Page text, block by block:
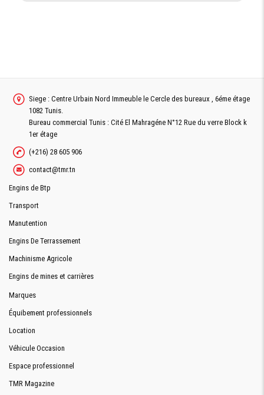
Siege : Centre Urbain Nord Immeuble le Cercle des bureaux , 6éme étage
1082 Tunis.
Bureau commercial Tunis : Cité El Mahragéne N°12 Rue du verre Block k
1er étage
(+216) 28 605 906
contact@tmr.tn
Engins de Btp
Transport
Manutention
Engins De Terrassement
Machinisme Agricole
Engins de mines et carrières
Marques
Équibement professionnels
Location
Véhicule Occasion
Espace professionnel
TMR Magazine